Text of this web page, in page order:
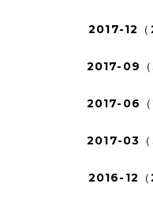
2017-12（
2017-09（
2017-06（
2017-03（
2016-12（